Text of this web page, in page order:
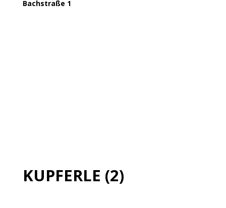
Bachstraße 1
KUPFERLE (2)